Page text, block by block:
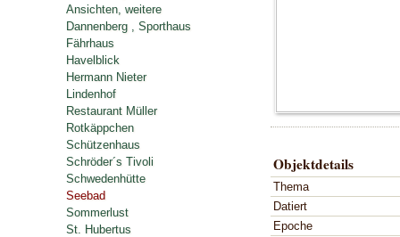
Objektdetails
Thema
Datiert
Epoche
Ansichten, weitere
Dannenberg , Sporthaus
Fährhaus
Havelblick
Hermann Nieter
Lindenhof
Restaurant Müller
Rotkäppchen
Schützenhaus
Schröder´s Tivoli
Schwedenhütte
Seebad
Sommerlust
St. Hubertus